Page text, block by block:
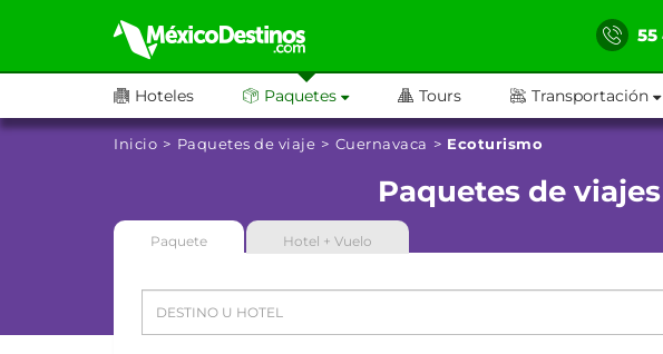
55
Hoteles Paquetes Tours Transportación
Inicio Paquetes de viaje Cuernavaca Ecoturismo
Paquetes de
Paquete Hotel + Vuelo